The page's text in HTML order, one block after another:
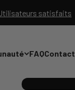
FAQContact